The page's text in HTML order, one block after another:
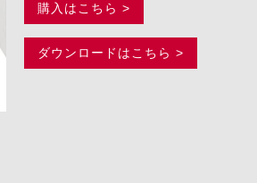
購入はこちら >
ダウンロードはこちら >